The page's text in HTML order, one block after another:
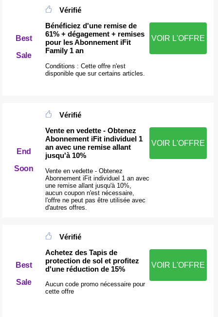
Best
Sale
Vérifié
Bénéficiez d'une remise de
61% + dégagement + remises
pour les Abonnement iFit
Family 1 an
Conditions : Cette offre n'est
disponible que sur certains articles.
VOIR L'OFFRE
End
Soon
Vérifié
Vente en vedette - Obtenez
Abonnement iFit individuel 1
an avec une remise allant
jusqu'à 10%
Vente en vedette - Obtenez
Abonnement iFit individuel 1 an avec
une remise allant jusqu'à 10%,
aucun coupon n'est nécessaire,
l'offre ne peut pas être utilisée avec
d'autres offres.
VOIR L'OFFRE
Best
Sale
Vérifié
Achetez des Tapis de
protection de sol et profitez
d'une réduction de 15%
Aucun code promo nécessaire pour
cette offre
VOIR L'OFFRE